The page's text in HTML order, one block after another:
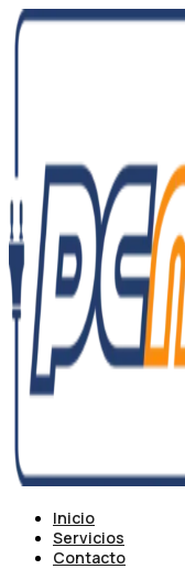
Ir
al
Inicio
Servicios
Contacto